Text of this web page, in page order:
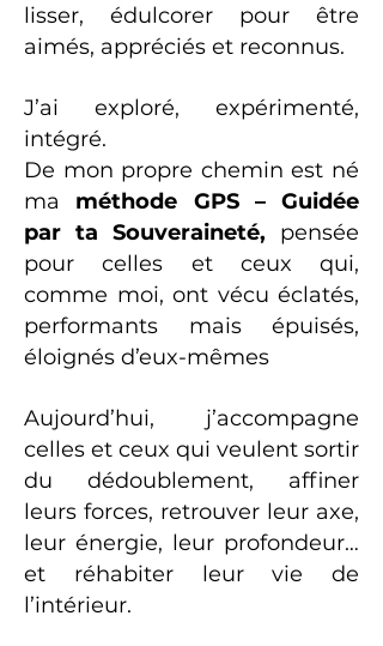
lisser, édulcorer pour être
aimés, appréciés et reconnus.
J’ai exploré, expérimenté,
intégré.
De mon propre chemin est né
ma méthode GPS – Guidée
par ta Souveraineté, pensée
pour celles et ceux qui,
comme moi, ont vécu éclatés,
performants mais épuisés,
éloignés d’eux-mêmes
Aujourd’hui, j’accompagne
celles et ceux qui veulent sortir
du dédoublement, affiner
leurs forces, retrouver leur axe,
leur énergie, leur profondeur…
et réhabiter leur vie de
l’intérieur.